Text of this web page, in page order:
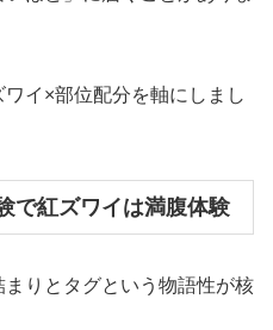
イ×部位配分を軸にしまし
で紅ズワイは満腹体験
りとタグという物語性が核